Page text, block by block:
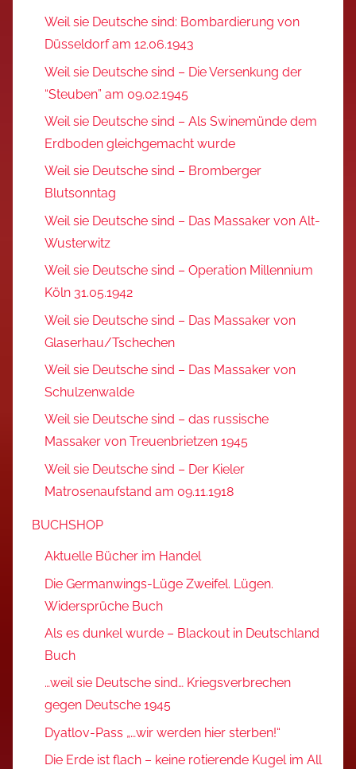
Weil sie Deutsche sind: Bombardierung von
Düsseldorf am 12.06.1943
Weil sie Deutsche sind – Die Versenkung der
“Steuben” am 09.02.1945
Weil sie Deutsche sind – Als Swinemünde dem
Erdboden gleichgemacht wurde
Weil sie Deutsche sind – Bromberger
Blutsonntag
Weil sie Deutsche sind – Das Massaker von Alt-
Wusterwitz
Weil sie Deutsche sind – Operation Millennium
Köln 31.05.1942
Weil sie Deutsche sind – Das Massaker von
Glaserhau/Tschechen
Weil sie Deutsche sind – Das Massaker von
Schulzenwalde
Weil sie Deutsche sind – das russische
Massaker von Treuenbrietzen 1945
Weil sie Deutsche sind – Der Kieler
Matrosenaufstand am 09.11.1918
BUCHSHOP
Aktuelle Bücher im Handel
Die Germanwings-Lüge Zweifel. Lügen.
Widersprüche Buch
Als es dunkel wurde – Blackout in Deutschland
Buch
…weil sie Deutsche sind… Kriegsverbrechen
gegen Deutsche 1945
Dyatlov-Pass „…wir werden hier sterben!“
Die Erde ist flach – keine rotierende Kugel im All